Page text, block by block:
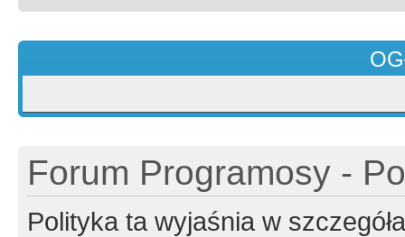
Forum Programosy -
Polityka ta wyjaśnia w